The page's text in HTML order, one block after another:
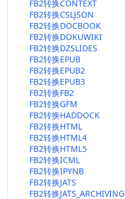
FB2转换CONTEXT
FB2转换CSLJSON
FB2转换DOCBOOK
FB2转换DOKUWIKI
FB2转换DZSLIDES
FB2转换EPUB
FB2转换EPUB2
FB2转换EPUB3
FB2转换FB2
FB2转换GFM
FB2转换HADDOCK
FB2转换HTML
FB2转换HTML4
FB2转换HTML5
FB2转换ICML
FB2转换IPYNB
FB2转换JATS
FB2转换JATS_ARCHIVING